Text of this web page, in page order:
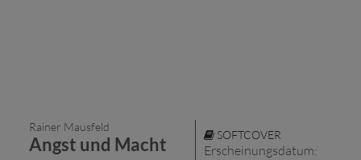
Rainer Mausfeld
Angst und Macht SOFTCOVER
Erscheinungsdatum: